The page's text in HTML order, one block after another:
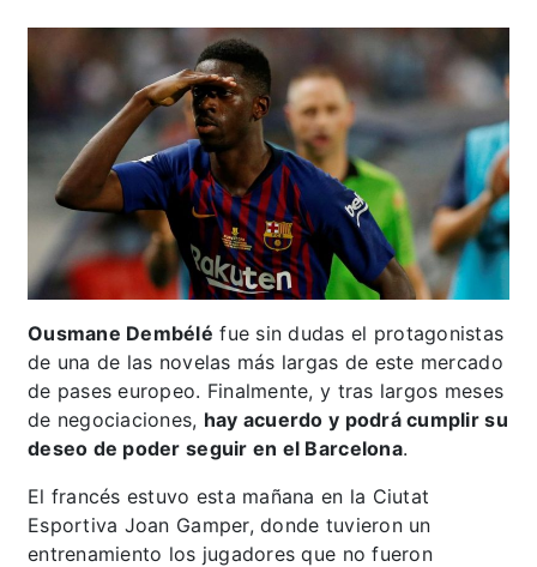
Ousmane Dembélé fue sin dudas el protagonistas
de una de las novelas más largas de este mercado
de pases europeo. Finalmente, y tras largos meses
de negociaciones, hay acuerdo y podrá cumplir su
deseo de poder seguir en el Barcelona.
El francés estuvo esta mañana en la Ciutat
Esportiva Joan Gamper, donde tuvieron un
entrenamiento los jugadores que no fueron